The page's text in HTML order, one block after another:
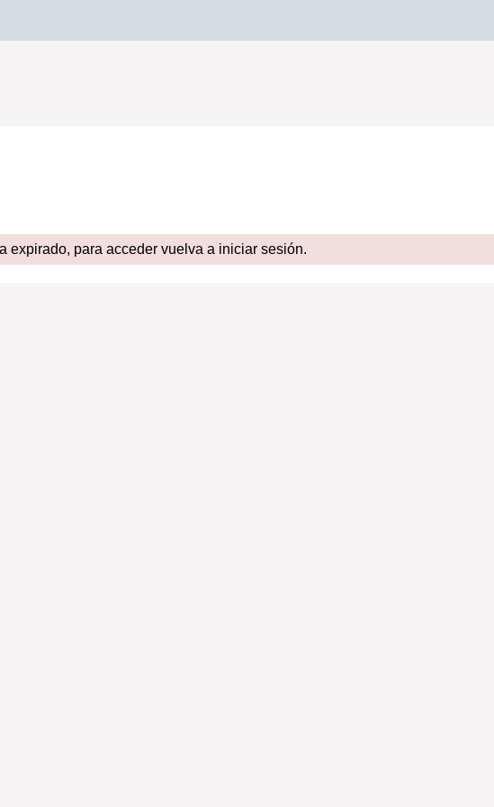
expirado, para acceder vuelva a iniciar sesión.